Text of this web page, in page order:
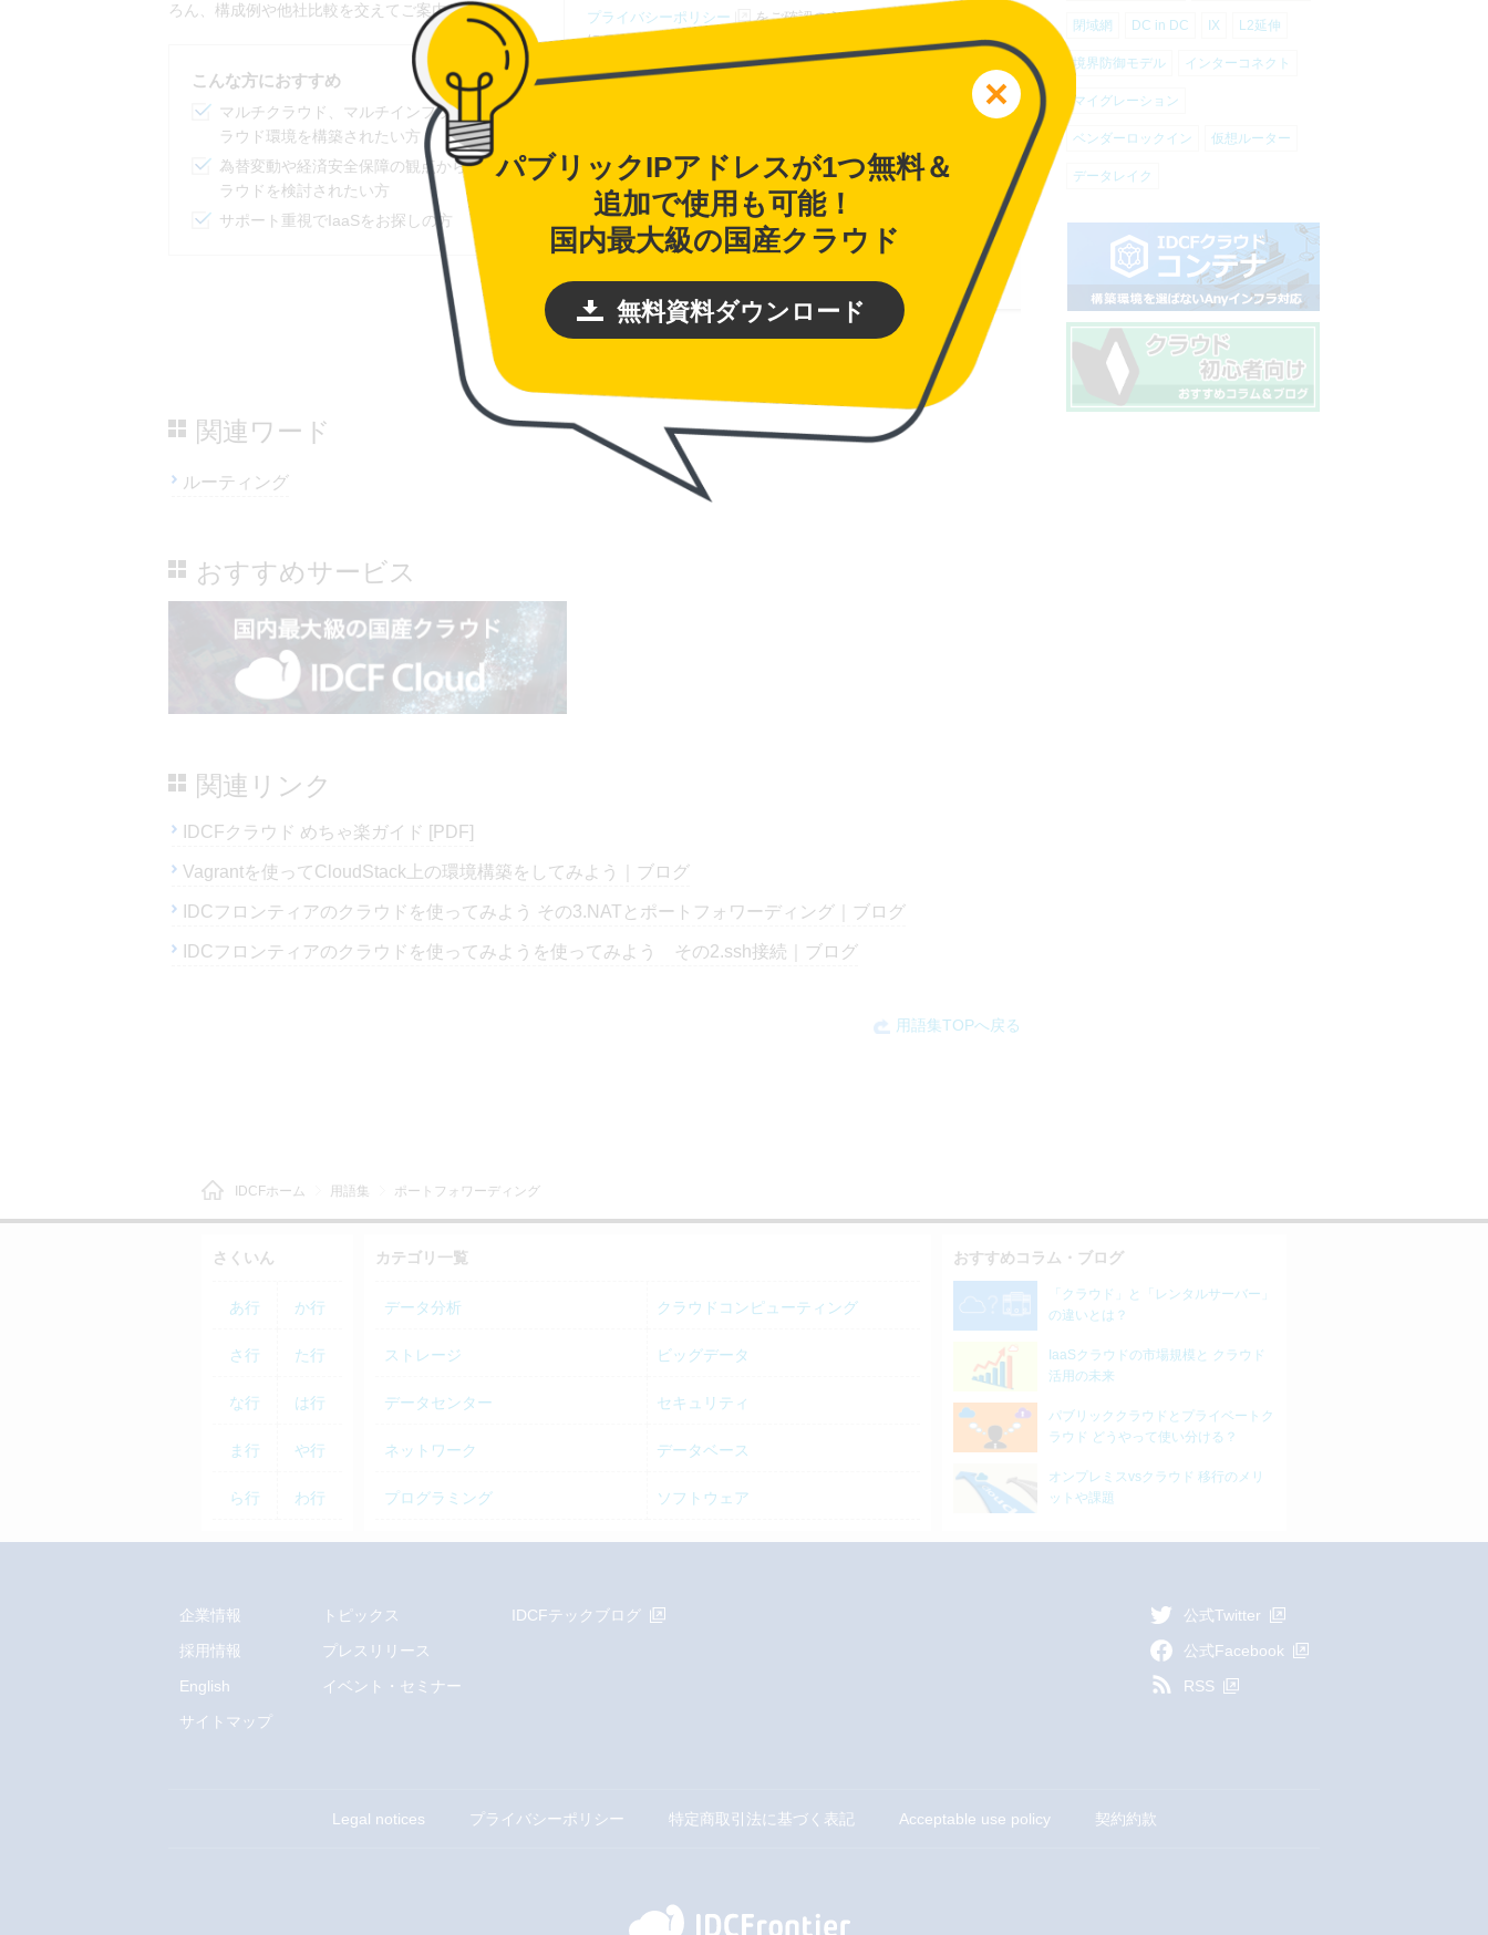
関連ワード
ルーティング
おすすめサービス
関連リンク
IDCFクラウド めちゃ楽ガイド [PDF]
Vagrantを使ってCloudStack上の環境構築をしてみよう｜ブログ
IDCフロンティアのクラウドを使ってみよう その3.NATとポートフォワーディング｜ブログ
IDCフロンティアのクラウドを使ってみようを使ってみよう その2.ssh接続｜ブログ
用語集TOPへ戻る
閉域網 DC in DC IX L2延伸
境界防御モデル インターコネクト
マイグレーション
ベンダーロックイン 仮想ルーター
データレイク
パブリックIPアドレスが1つ無料＆
追加で使用も可能！
国内最大級の国産クラウド
無料資料ダウンロード
IDCFホーム 用語集 ポートフォワーディング
さくいん
あ行 か行
さ行 た行
な行 は行
ま行 や行
ら行 わ行
カテゴリ一覧
データ分析 クラウドコンピューティング
ストレージ ビッグデータ
データセンター セキュリティ
ネットワーク データベース
プログラミング ソフトウェア
おすすめコラム・ブログ
「クラウド」と「レンタルサーバー」
の違いとは？
IaaSクラウドの市場規模と クラウド
活用の未来
パブリッククラウドとプライベートク
ラウド どうやって使い分ける？
オンプレミスvsクラウド 移行のメリ
ットや課題
企業情報
採用情報
English
サイトマップ
トピックス
プレスリリース
イベント・セミナー
IDCFテックブログ
公式Twitter
公式Facebook
RSS
Legal notices プライバシーポリシー 特定商取引法に基づく表記 Acceptable use policy 契約約款